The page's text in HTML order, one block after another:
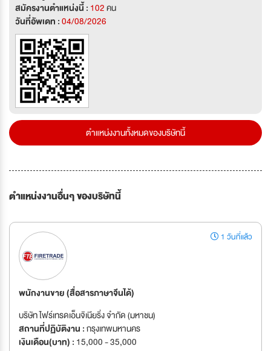
สมัครงานตำแหน่งนี้ : 102คน
วันที่อัพเดท :04/08/2026
ตำแหน่งงานทั้งหมดของบริษัทนี้
ตำแหน่งงานอื่นๆ ของบริษัทนี้
1 วันที่แล้ว
พนักงานขาย (สื่อสารภาษาจีนได้)
บริษัท ไฟร์เทรดเอ็นจิเนียริ่ง จำกัด (มหาชน)
สถานที่ปฏิบัติงาน :กรุงเทพมหานคร
เงินเดือน(บาท) : 15,000 - 35,000